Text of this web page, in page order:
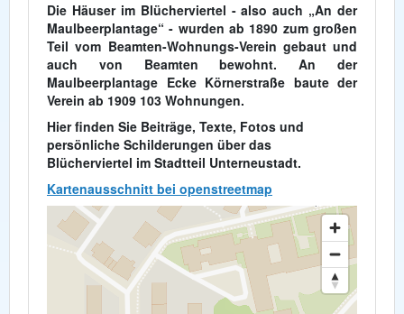
Die Häuser im Blücherviertel - also auch „An der
Maulbeerplantage“ - wurden ab 1890 zum großen
Teil vom Beamten-Wohnungs-Verein gebaut und
auch von Beamten bewohnt. An der
Maulbeerplantage Ecke Körnerstraße baute der
Verein ab 1909 103 Wohnungen.
Hier finden Sie Beiträge, Texte, Fotos und
persönliche Schilderungen über das
Blücherviertel im Stadtteil Unterneustadt.
Kartenausschnitt bei openstreetmap